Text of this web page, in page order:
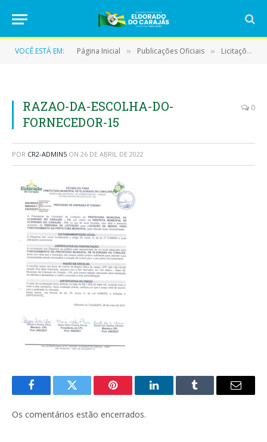
VOCÊ ESTÁ EM: Página Inicial » Publicações Oficiais » Licitações
RAZAO-DA-ESCOLHA-DO-
FORNECEDOR-15
0
POR CR2-ADMIN5 ON 26 DE ABRIL DE 2022
FacebookTwitter Pinterest LinkedInTumblr
E-
Os comentários estão encerrados.